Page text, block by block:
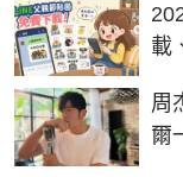
載
周
爾